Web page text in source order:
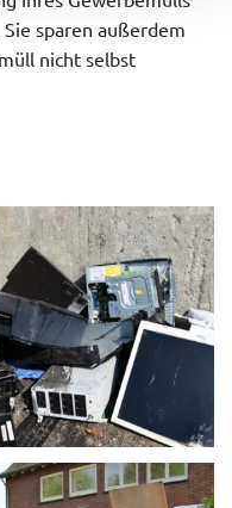
sparen außerdem
nicht selbst